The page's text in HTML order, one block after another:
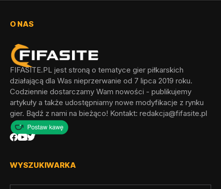
O NAS
FIFASITE.PL jest stroną o tematyce gier piłkarskich
działającą dla Was nieprzerwanie od 7 lipca 2019 roku.
Codziennie dostarczamy Wam nowości - publikujemy
artykuły a także udostępniamy nowe modyfikacje z rynku
gier. Bądź z nami na bieżąco! Kontakt: redakcja@fifasite.pl
WYSZUKIWARKA